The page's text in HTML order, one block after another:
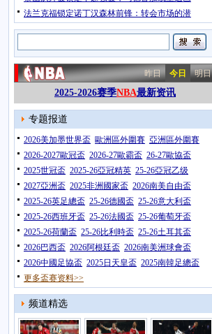
法兰克福锁定诺丁汉森林前锋：转会市场的潜
昨日 今日 明日
2025-2026赛季NBA最新资讯
专题报道
2026美加墨世界盃 歐洲區外圍賽 亞洲區外圍賽
2026-2027歐冠盃 2026-27歐霸盃 26-27歐協盃
2025世冠盃 2025-26亞冠精英 25-26亞冠乙级
2027亞洲盃 2025非洲國家盃 2026南美自由盃
2025-26英足總盃 25-26德國盃 25-26意大利盃
2025-26西班牙盃 25-26法國盃 25-26葡萄牙盃
2025-26荷蘭盃 25-26比利時盃 25-26土耳其盃
2026巴西盃 2026阿根廷盃 2026南美洲球會盃
2026中國足協盃 2025日天皇盃 2025南韓足總盃
更多盃赛资料>>
频道精选